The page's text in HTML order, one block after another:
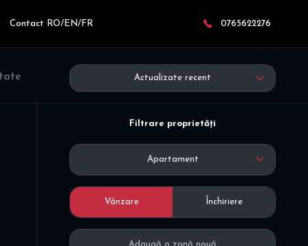
Contact RO/EN/FR 0765622276
Actualizate recent
Filtrare proprietăți
Apartament
Vânzare Închiriere